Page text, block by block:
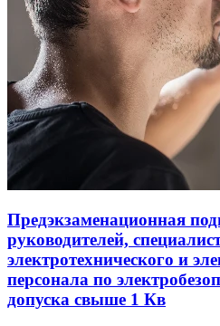
Предэкзаменационная
руководителей,
электротехнического и
персонала по
допуска свыше 1 Кв